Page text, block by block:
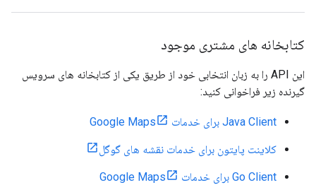
کتابخانه های مشتری موجود
این API را به زبان انتخابی خود از طریق یکی از کتابخانه های سرویس
گیرنده زیر فراخوانی کنید:
Java Client برای خدمات Google Maps
کلاینت پایتون برای خدمات نقشه های گوگل
Go Client برای خدمات Google Maps